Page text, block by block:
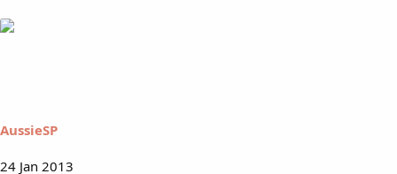
AussieSP
24 Jan 2013